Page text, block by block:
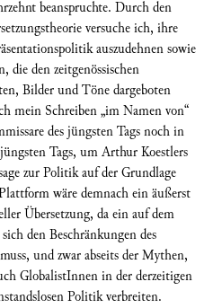
beanspruchte. Durch den
versuche ich, ihre
auszudehnen sowie
die den zeitgenössischen
Bilder und Töne dargeboten
mein Schreiben „im Namen von“
des jüngsten Tags noch in
Tags, um Arthur Koestlers
zur Politik auf der Grundlage
wäre demnach ein äußerst
Übersetzung, da ein auf dem
den Beschränkungen des
und zwar abseits der Mythen,
GlobalistInnen in der derzeitigen
Politik verbreiten.